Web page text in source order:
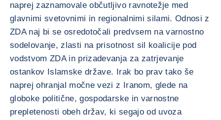
naprej zaznamovale občutljivo ravnotežje med
glavnimi svetovnimi in regionalnimi silami. Odnosi z
ZDA naj bi se osredotočali predvsem na varnostno
sodelovanje, zlasti na prisotnost sil koalicije pod
vodstvom ZDA in prizadevanja za zatrjevanje
ostankov Islamske države. Irak bo prav tako še
naprej ohranjal močne vezi z Iranom, glede na
globoke politične, gospodarske in varnostne
prepletenosti obeh držav, ki segajo od uvoza